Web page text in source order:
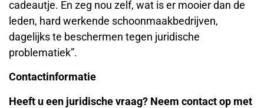
cadeautje. En zeg nou zelf, wat is er mooier dan de
leden, hard werkende schoonmaakbedrijven,
dagelijks te beschermen tegen juridische
problematiek”.
Contactinformatie
Heeft u een juridische vraag? Neem contact op met